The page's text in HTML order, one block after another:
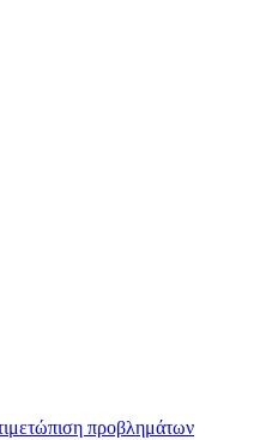
προβλημάτων